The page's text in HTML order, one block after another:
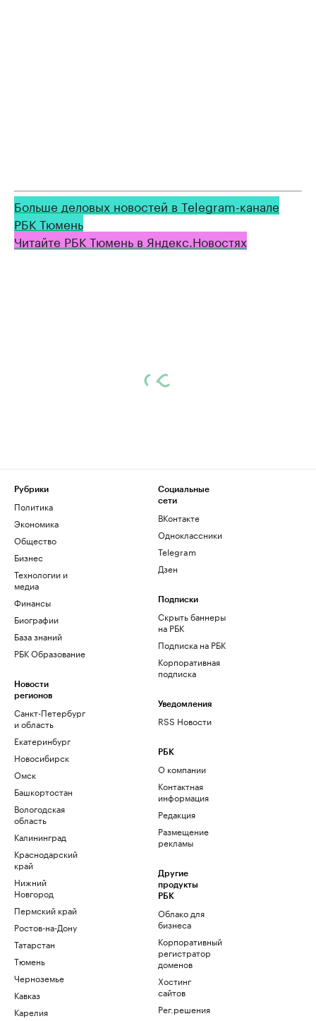
Больше деловых новостей в Telegram-канале
РБК Тюмень
Читайте РБК Тюмень в Яндекс.Новостях
Рубрики
Политика
Экономика
Общество
Бизнес
Технологии и
медиа
Финансы
Биографии
База знаний
РБК Образование
Новости
регионов
Санкт-Петербург
и область
Екатеринбург
Новосибирск
Омск
Башкортостан
Вологодская
область
Калининград
Краснодарский
край
Нижний
Новгород
Пермский край
Ростов-на-Дону
Татарстан
Тюмень
Черноземье
Кавказ
Карелия
Социальные
сети
ВКонтакте
Одноклассники
Telegram
Дзен
Подписки
Скрыть баннеры
на РБК
Подписка на РБК
Корпоративная
подписка
Уведомления
RSS Новости
РБК
О компании
Контактная
информация
Редакция
Размещение
рекламы
Другие
продукты
РБК
Облако для
бизнеса
Корпоративный
регистратор
доменов
Хостинг
сайтов
Рег.решения